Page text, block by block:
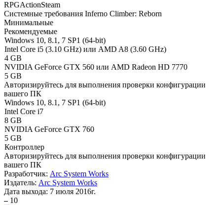
RPGActionSteam
Системные требования Inferno Climber: Reborn
Минимальные
Рекомендуемые
Windows 10, 8.1, 7 SP1 (64-bit)
Intel Core i5 (3.10 GHz) или AMD A8 (3.60 GHz)
4 GB
NVIDIA GeForce GTX 560 или AMD Radeon HD 7770
5 GB
Авторизируйтесь для выполнения проверки конфигурации
вашего ПК
Windows 10, 8.1, 7 SP1 (64-bit)
Intel Core i7
8 GB
NVIDIA GeForce GTX 760
5 GB
Контроллер
Авторизируйтесь для выполнения проверки конфигурации
вашего ПК
Разработчик: Arc System Works
Издатель: Arc System Works
Дата выхода: 7 июля 2016г.
– 10